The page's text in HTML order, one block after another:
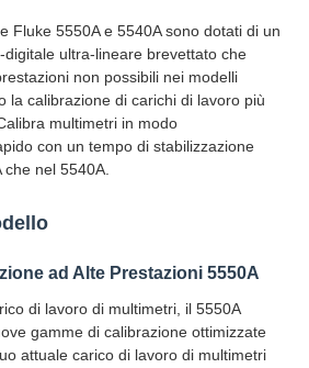
Fluke 5550A e 5540A sono dotati di un
ultra-lineare brevettato che
non possibili nei modelli
la calibrazione di carichi di lavoro più
multimetri in modo
con un tempo di stabilizzazione
nel 5540A.
ad Alte Prestazioni 5550A
di lavoro di multimetri, il 5550A
gamme di calibrazione ottimizzate
attuale carico di lavoro di multimetri